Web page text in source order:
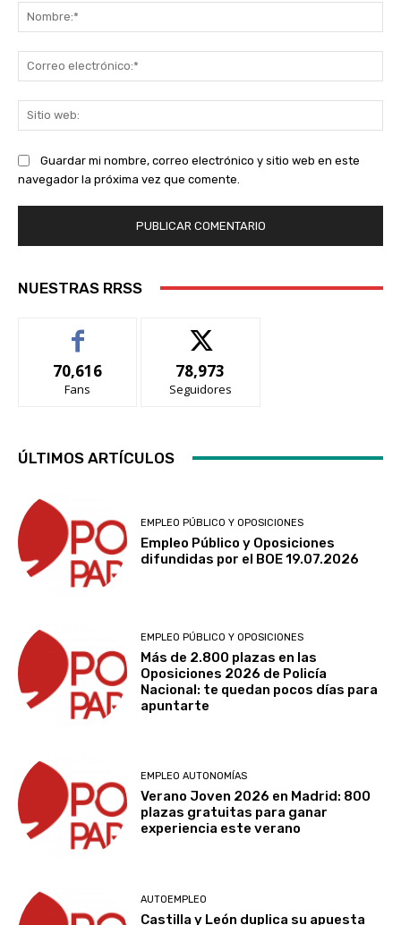
Guardar mi nombre, correo electrónico y sitio web en este
navegador la próxima vez que comente.
NUESTRAS RRSS
70,616
Fans
78,973
Seguidores
ÚLTIMOS ARTÍCULOS
EMPLEO PÚBLICO Y OPOSICIONES
Empleo Público y Oposiciones
difundidas por el BOE 19.07.2026
EMPLEO PÚBLICO Y OPOSICIONES
Más de 2.800 plazas en las
Oposiciones 2026 de Policía
Nacional: te quedan pocos días para
apuntarte
EMPLEO AUTONOMÍAS
Verano Joven 2026 en Madrid: 800
plazas gratuitas para ganar
experiencia este verano
AUTOEMPLEO
Castilla y León duplica su apuesta